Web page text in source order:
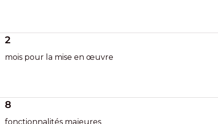
2
mois pour la mise en œuvre
8
fonctionnalités majeures